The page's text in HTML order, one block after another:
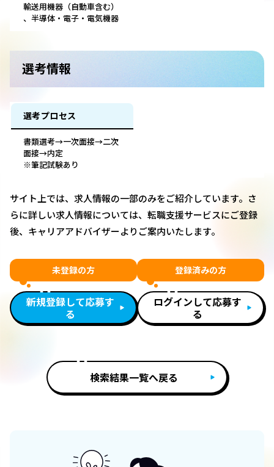
輸送用機器（自動車含む）
、半導体・電子・電気機器
選考情報
選考プロセス
書類選考→一次面接→二次
面接→内定
※筆記試験あり
サイト上では、求人情報の一部のみをご紹介しています。さ
らに詳しい求人情報については、転職支援サービスにご登録
後、キャリアアドバイザーよりご案内いたします。
未登録の方
新規登録して応募す
る
登録済みの方
ログインして応募す
る
検索結果一覧へ戻る